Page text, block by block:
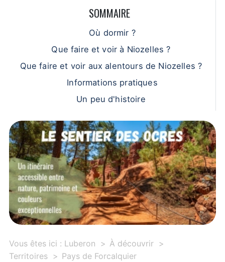
SOMMAIRE
Où dormir ?
Que faire et voir à Niozelles ?
Que faire et voir aux alentours de Niozelles ?
Informations pratiques
Un peu d'histoire
Vous êtes ici : Luberon
À découvrir
Territoires
Pays de Forcalquier